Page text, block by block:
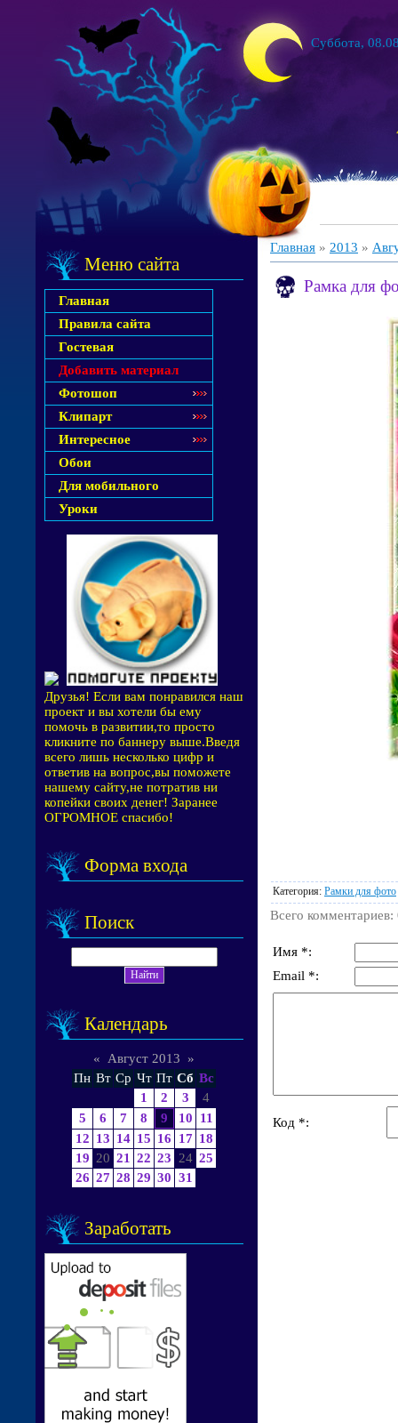
Суббота,
Меню сайта
Главная
Правила сайта
Гостевая
Добавить материал
Фотошоп
Клипарт
Интересное
Обои
Для мобильного
Уроки
Друзья! Если вам понравился наш
проект и вы хотели бы ему
помочь в развитии,то просто
кликните по баннеру выше.Введя
всего лишь несколько цифр и
ответив на вопрос,вы поможете
нашему сайту,не потратив ни
копейки своих денег! Заранее
ОГРОМНОЕ спасибо!
Форма входа
Поиск
Календарь
« Август 2013
»
Пн Вт Ср Чт Пт Сб Вс
1
2 3
4
5
6 7 8 9 10
11
12 13 14 15 16 17 18
19 20 21 22 23 24 25
26 27 28 29 30 31
Заработать
Главная » 2013 »
Рамка для
Категория: Рамки для фото
Всего комментариев:
Имя *:
Email *:
Код *: